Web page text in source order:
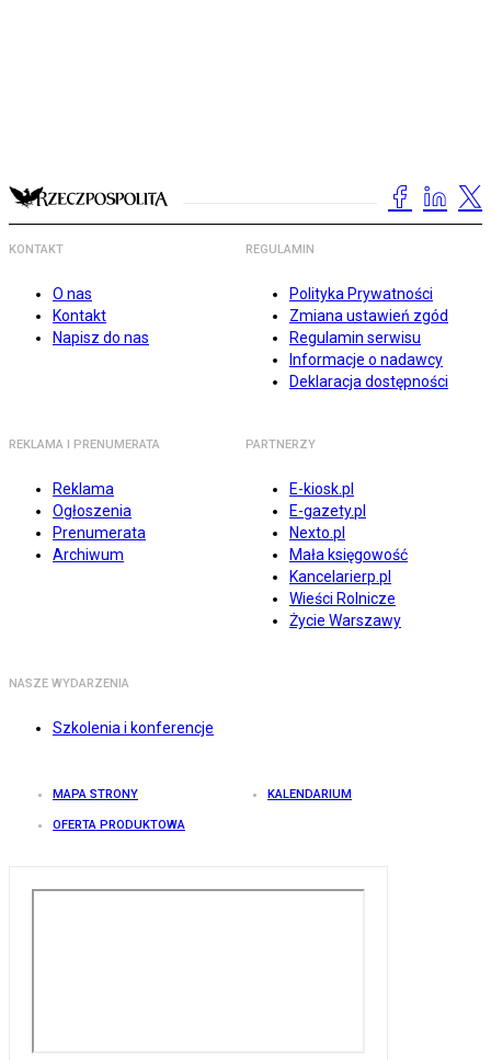
KONTAKT
O nas
Kontakt
Napisz do nas
REGULAMIN
Polityka Prywatności
Zmiana ustawień zgód
Regulamin serwisu
Informacje o nadawcy
Deklaracja dostępności
REKLAMA I PRENUMERATA
Reklama
Ogłoszenia
Prenumerata
Archiwum
PARTNERZY
E-kiosk.pl
E-gazety.pl
Nexto.pl
Mała księgowość
Kancelarierp.pl
Wieści Rolnicze
Życie Warszawy
NASZE WYDARZENIA
Szkolenia i konferencje
MAPA STRONY KALENDARIUM
OFERTA PRODUKTOWA